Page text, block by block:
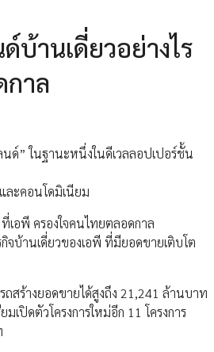
บ้านเดี่ยวอย่างไร
กาล
ด์” ในฐานะหนึ่งในดีเวลลอปเปอร์ชั้น
ละคอนโดมิเนียม
เอพี ครองใจคนไทยตลอดกาล
จบ้านเดี่ยวของเอพี ที่มียอดขายเติบโต
สร้างยอดขายได้สูงถึง 21,241 ล้านบาท
เปิดตัวโครงการใหม่อีก 11 โครงการ